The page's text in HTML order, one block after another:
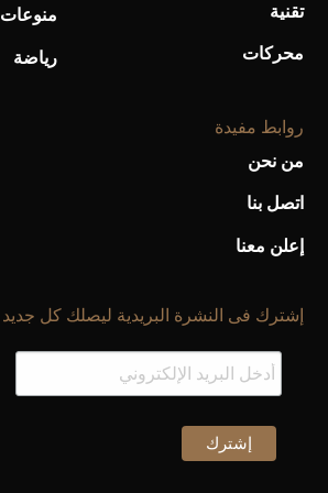
تقنية
محركات
منوعات
رياضة
روابط مفيدة
من نحن
اتصل بنا
إعلن معنا
إشترك فى النشرة البريدية ليصلك كل جديد